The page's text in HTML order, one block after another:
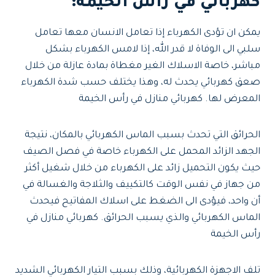
كهربائي في رأس الخيمة:
يمكن ان تؤدى الكهرباء إذا تعامل الانسان معها تعامل
سلبي الى الوفاة لا قدر الله، إذا لامس الكهرباء بشكل
مباشر، خاصة الاسلاك الغير مغطاة بمادة عازلة من خلال
صعق كهربائي يحدث له، وهذا يختلف حسب شدة الكهرباء
المعرض لها. كهربائي منازل في رأس الخيمة
الحرائق التي تحدث بسبب الماس الكهربائي بالمكان، نتيجة
الجهد الزائد المحمل على الكهرباء خاصة في فصل الصيف
حيث يكون التحميل زائد على الكهرباء من خلال شغيل أكثر
من جهاز في نفس الوقت كالتكييف والثلاجة والغسالة في
أن واحد، فيؤدى الى الضغط على اسلاك المفاتيح فيحدث
الماس الكهربائي والذي يسبب الحرائق. كهربائي منازل في
رأس الخيمة
تلف الاجهزة الكهربائية، وذلك بسبب التيار الكهربائي الشديد